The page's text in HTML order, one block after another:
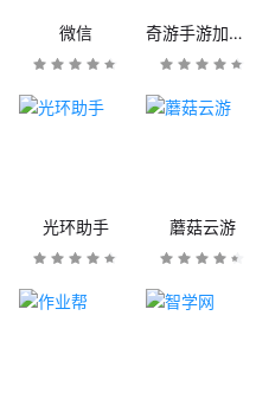
微信 奇游手游加速器
光环助手 蘑菇云游